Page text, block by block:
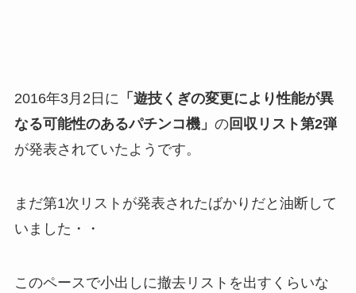
2016年3月2日に 「遊技くぎの変更により性能が異
なる可能性のあるパチンコ機」 の回収リスト第2弾
が発表されていたようです。
まだ第1次リストが発表されたばかりだと油断して
いました・・
このペースで小出しに撤去リストを出すくらいな